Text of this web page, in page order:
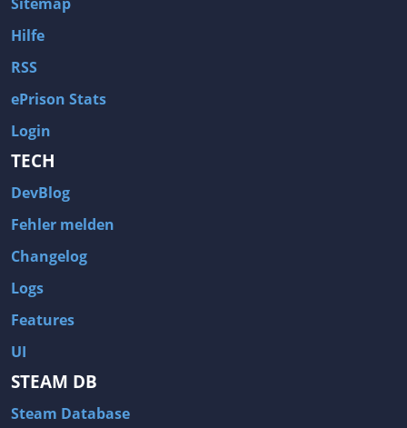
Hilfe
RSS
ePrison Stats
Login
TECH
DevBlog
Fehler melden
Changelog
Logs
Features
UI
STEAM DB
Steam Database